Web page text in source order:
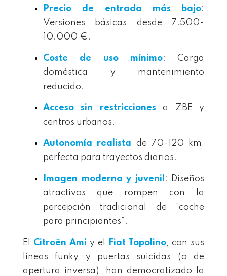
Precio de entrada más bajo:
Versiones básicas desde 7.500-
10.000 €.
Coste de uso mínimo: Carga
doméstica y mantenimiento
reducido.
Acceso sin restricciones a ZBE y
centros urbanos.
Autonomía realista de 70-120 km,
perfecta para trayectos diarios.
Imagen moderna y juvenil : Diseños
atractivos que rompen con la
percepción tradicional de “coche
para principiantes”.
El Citroën Ami y el Fiat Topolino, con sus
líneas funky y puertas suicidas (o de
apertura inversa), han democratizado la